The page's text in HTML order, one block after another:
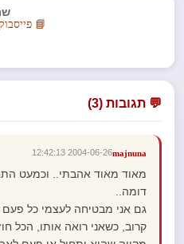
📘
💬 תגובות (3)
majnuna
2004-06-26 12:42:13
מאוד מאוד אהבתי.. וכמעט
דומה..
גם אני מבטיחה לעצמי כל
קרוב, כשאני רואה אותו, הכל